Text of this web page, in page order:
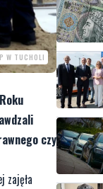
W TUCHOLI
czy
zajęła